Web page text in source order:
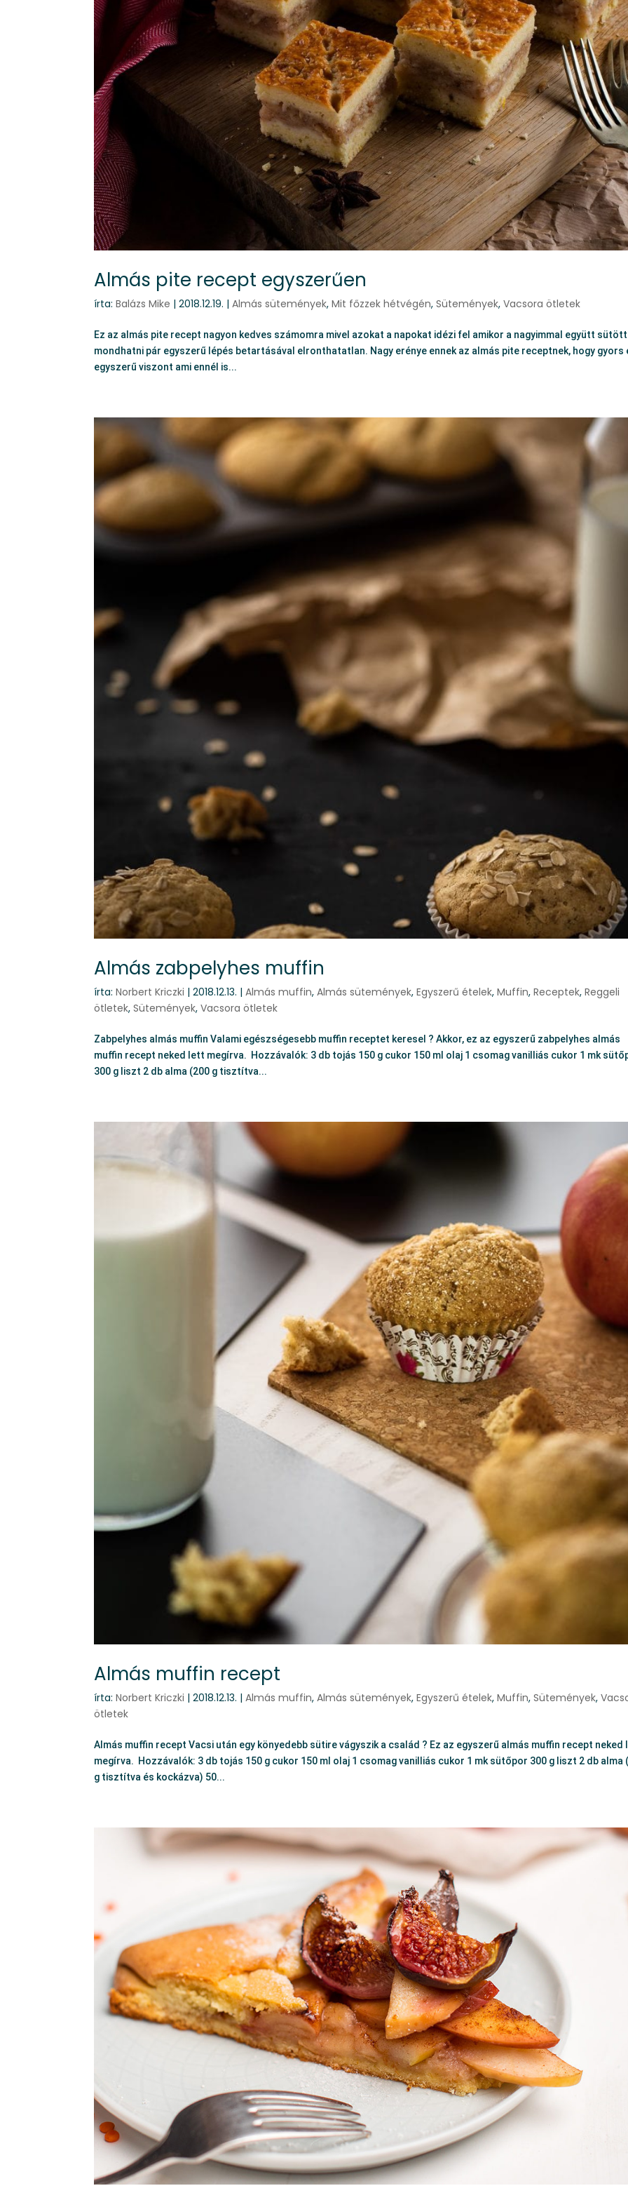
Almás pite recept egyszerűen
írta:Balázs Mike |2018.12.19. |Almás sütemények,Mit főzzek hétvégén,Sütemények,Vacsora ötletek
Ez az almás pite recept nagyon kedves számomra mivel azokat a napokat idézi fel amikor a nagyimmal együtt
mondhatni pár egyszerű lépés betartásával elronthatatlan. Nagy erénye ennek az almás pite receptnek, hogy gyors
egyszerű viszont ami ennél is...
Almás zabpelyhes muffin
írta:Norbert Kriczki |2018.12.13. |Almás muffin,Almás sütemények,Egyszerű ételek,Muffin,Receptek,Reggeli
ötletek,Sütemények,Vacsora ötletek
Zabpelyhes almás muffin Valami egészségesebb muffin receptet keresel ? Akkor, ez az egyszerű zabpelyhes almás
muffin recept neked lett megírva. Hozzávalók: 3 db tojás 150 g cukor 150 ml olaj 1 csomag vanilliás cukor 1 mk
300 g liszt 2 db alma (200 g tisztítva...
Almás muffin recept
írta:Norbert Kriczki |2018.12.13. |Almás muffin,Almás sütemények,Egyszerű ételek,Muffin,Sütemények,
ötletek
Almás muffin recept Vacsi után egy könyedebb sütire vágyszik a család ? Ez az egyszerű almás muffin recept neked
megírva. Hozzávalók: 3 db tojás 150 g cukor 150 ml olaj 1 csomag vanilliás cukor 1 mk sütőpor 300 g liszt 2 db alma
g tisztítva és kockázva) 50...